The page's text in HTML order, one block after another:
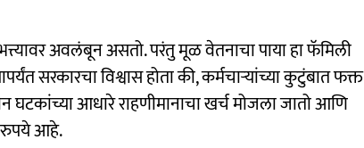
अवलंबून असतो. परंतु मूळ वेतनाचा पाया हा फॅमिली
सरकारचा विश्वास होता की, कर्मचाऱ्यांच्या कुटुंबात फक्त
घटकांच्या आधारे राहणीमानाचा खर्च मोजला जातो आणि
रुपये आहे.